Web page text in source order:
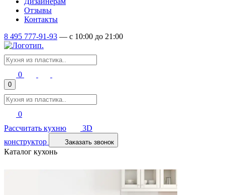
Отзывы
Контакты
8 495 777-91-93 — c 10:00 до 21:00
0
0
0
Рассчитать кухню
3D
конструктор
Заказать звонок
Каталог кухонь